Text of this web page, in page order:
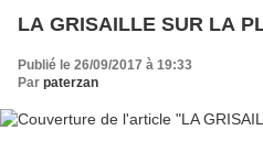
LA GRISAILLE SUR LA
Publié le 26/09/2017 à 19:33
Par paterzan